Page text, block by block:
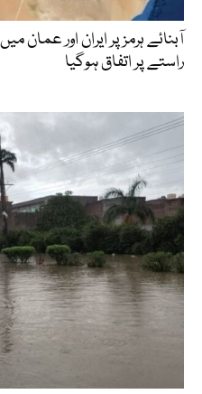
آبنائے ہرمز پر ایران اور
راستے پر اتفاق ہوگیا